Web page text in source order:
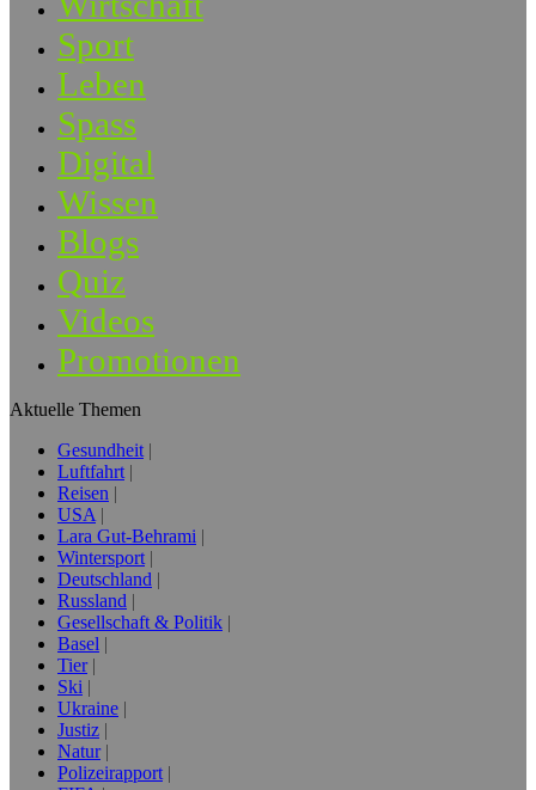
Sport
Leben
Spass
Digital
Wissen
Blogs
Quiz
Videos
Promotionen
Aktuelle Themen
Gesundheit
Luftfahrt
Reisen
USA
Lara Gut-Behrami
Wintersport
Deutschland
Russland
Gesellschaft & Politik
Basel
Tier
Ski
Ukraine
Justiz
Natur
Polizeirapport